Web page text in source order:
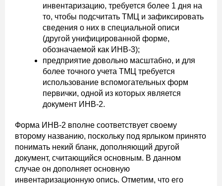
инвентаризацию, требуется более 1 дня на
то, чтобы подсчитать ТМЦ и зафиксировать
сведения о них в специальной описи
(другой унифицированной форме,
обозначаемой как ИНВ-3);
предприятие довольно масштабно, и для
более точного учета ТМЦ требуется
использование вспомогательных форм
первички, одной из которых является
документ ИНВ-2.
Форма ИНВ-2 вполне соответствует своему
второму названию, поскольку под ярлыком принято
понимать некий бланк, дополняющий другой
документ, считающийся основным. В данном
случае он дополняет основную
инвентаризационную опись. Отметим, что его